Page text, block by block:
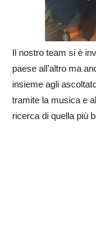
Il nostro team si è
paese all’altro ma
insieme agli
tramite la musica e
ricerca di quella più